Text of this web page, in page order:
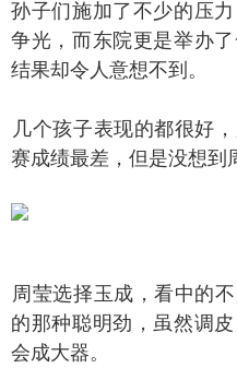
孙子们施加了不少的压
争光，而东院更是举办
结果却令人意想不到。
孩子表现的都很好，
赛成绩最差，但是没想到
选择玉成，看中的不
的那种聪明劲，虽然调
会成大器。